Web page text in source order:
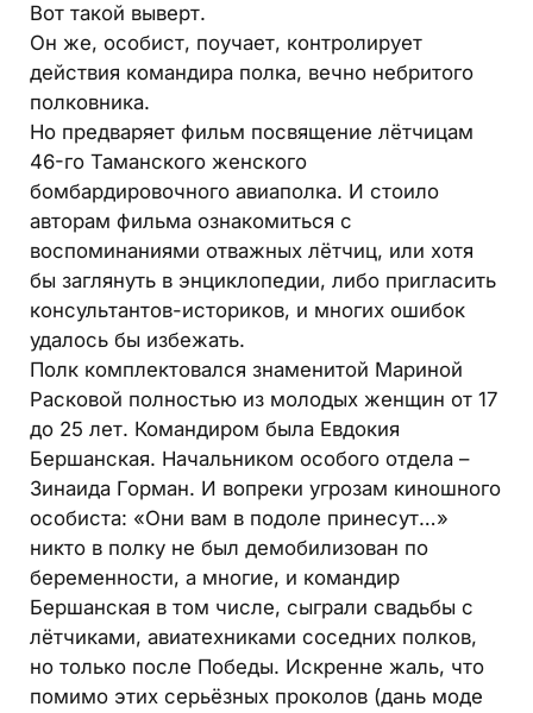
Вот такой выверт.
Он же, особист, поучает, контролирует
действия командира полка, вечно небритого
полковника.
Но предваряет фильм посвящение лётчицам
46-го Таманского женского
бомбардировочного авиаполка. И стоило
авторам фильма ознакомиться с
воспоминаниями отважных лётчиц, или хотя
бы заглянуть в энциклопедии, либо пригласить
консультантов-историков, и многих ошибок
удалось бы избежать.
Полк комплектовался знаменитой Мариной
Расковой полностью из молодых женщин от 17
до 25 лет. Командиром была Евдокия
Бершанская. Начальником особого отдела –
Зинаида Горман. И вопреки угрозам киношного
особиста: «Они вам в подоле принесут…»
никто в полку не был демобилизован по
беременности, а многие, и командир
Бершанская в том числе, сыграли свадьбы с
лётчиками, авиатехниками соседних полков,
но только после Победы. Искренне жаль, что
помимо этих серьёзных проколов (дань моде